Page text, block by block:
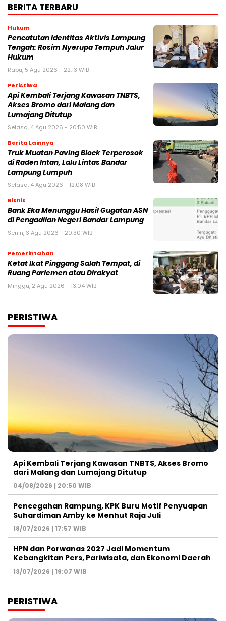
BERITA TERBARU
Hukum
Pencatutan Identitas Aktivis Lampung
Tengah: Rosim Nyerupa Tempuh Jalur
Hukum
Rabu, 5 Agu 2026 - 22:13 WIB
Peristiwa
Api Kembali Terjang Kawasan TNBTS,
Akses Bromo dari Malang dan
Lumajang Ditutup
Selasa, 4 Agu 2026 - 20:50 WIB
Berita Lainnya
Truk Muatan Paving Block Terperosok
di Raden Intan, Lalu Lintas Bandar
Lampung Lumpuh
Selasa, 4 Agu 2026 - 12:08 WIB
Bisnis
Bank Eka Menunggu Hasil Gugatan ASN
di Pengadilan Negeri Bandar Lampung
Senin, 3 Agu 2026 - 20:30 WIB
Pemerintahan
Ketat Ikat Pinggang Salah Tempat, di
Ruang Parlemen atau Dirakyat
Minggu, 2 Agu 2026 - 13:04 WIB
PERISTIWA
Api Kembali Terjang Kawasan TNBTS, Akses Bromo
dari Malang dan Lumajang Ditutup
04/08/2026 | 20:50 WIB
Pencegahan Rampung, KPK Buru Motif Penyuapan
Suhardiman Amby ke Menhut Raja Juli
18/07/2026 | 17:57 WIB
HPN dan Porwanas 2027 Jadi Momentum
Kebangkitan Pers, Pariwisata, dan Ekonomi Daerah
13/07/2026 | 19:07 WIB
PERISTIWA